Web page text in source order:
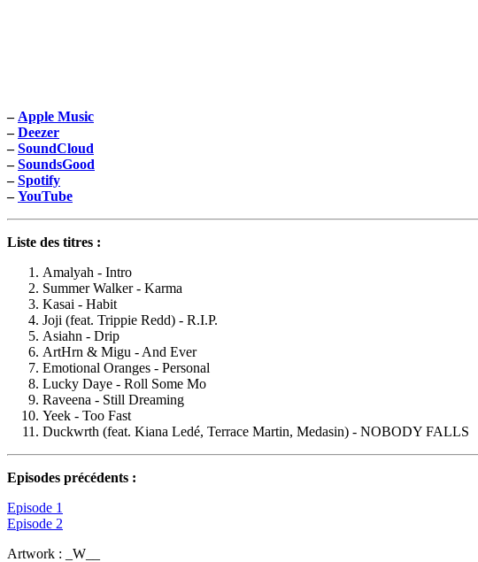
– Apple Music
– Deezer
– SoundCloud
– SoundsGood
– Spotify
– YouTube
Liste des titres :
Amalyah - Intro
Summer Walker - Karma
Kasai - Habit
Joji (feat. Trippie Redd) - R.I.P.
Asiahn - Drip
ArtHrn & Migu - And Ever
Emotional Oranges - Personal
Lucky Daye - Roll Some Mo
Raveena - Still Dreaming
Yeek - Too Fast
Duckwrth (feat. Kiana Ledé, Terrace Martin, Medasin) - NOBODY FALLS
Episodes précédents :
Episode 1
Episode 2
Artwork : _W__